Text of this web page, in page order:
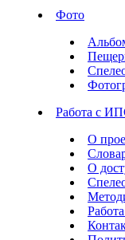
Фото
Работа с
О
О